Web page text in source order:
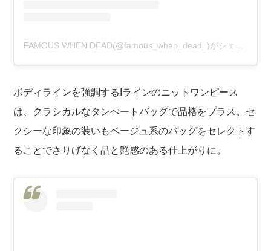
FAMOUS WHEN DEAD(@famous_when_dead_)がシェアした投稿
ボディラインを強調するIラインのニットワンピース
は、クラシカルなタンぺートバッグで品格をプラス。セ
クシーな印象の装いもベージュ系のバッグをセレクトす
ることでさりげなく品と艶感のある仕上がりに。